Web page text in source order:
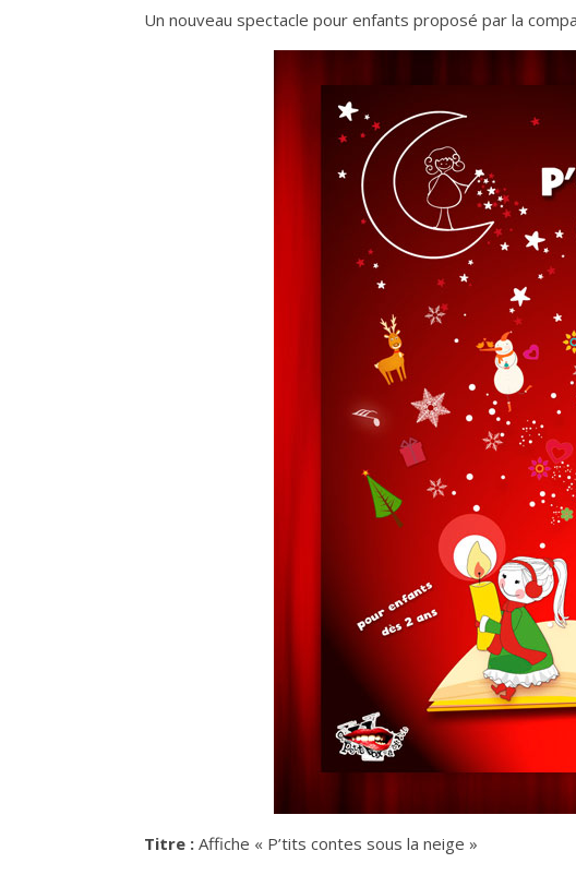
Un nouveau spectacle pour enfants proposé par la
Titre : Affiche « P’tits contes sous la neige »